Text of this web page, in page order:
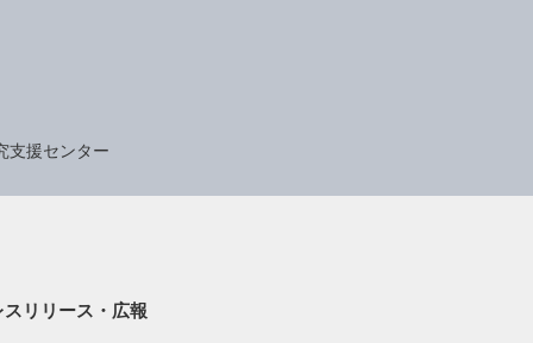
支援センター
スリリース・広報